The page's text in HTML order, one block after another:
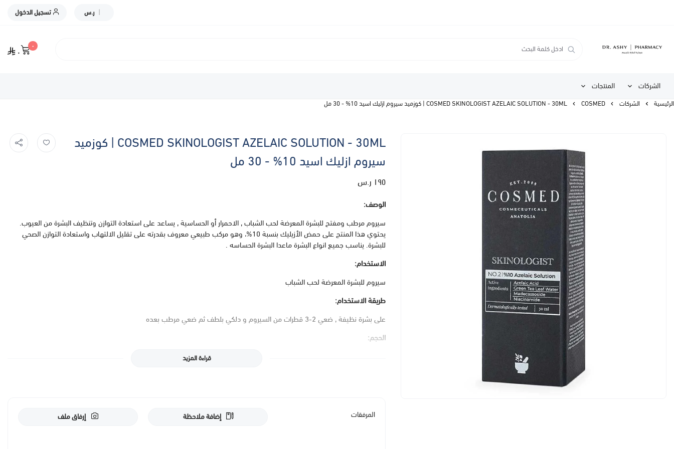
| ر.س تسجيل الدخول
٠
٠
الشركات المنتجات
الرئيسية الشركات COSMED COSMED SKINOLOGIST AZELAIC SOLUTION - 30ML | كوزميد سيروم ازليك اسيد 10% - 30 مل
COSMED SKINOLOGIST AZELAIC SOLUTION - 30ML | كوزميد
سيروم ازليك اسيد 10% - 30 مل
١٩٥ ر.س
الوصف:
سيروم مرطب ومفتح للبشرة المعرضة لحب الشباب , الاحمرار أو الحساسية , يساعد على استعادة التوازن وتنظيف البشرة من العيوب.
يحتوي هذا المنتج على حمض الأزيليك بنسبة 10%، وهو مركب طبيعي معروف بقدرته على تقليل الالتهاب واستعادة التوازن الصحي
للبشرة. يناسب جميع انواع البشرة ماعدا البشرة الحساسه .
الاستخدام:
سيروم للبشرة المعرضة لحب الشباب
طريقة الاستخدام:
على بشرة نظيفة , ضعي 2-3 قطرات من السيروم و دلكي بلطف ثم ضعي مرطب بعده
الحجم:
جلدية أو تجميلية.
قراءة المزيد
المرفقات إضافة ملاحظة إرفاق ملف